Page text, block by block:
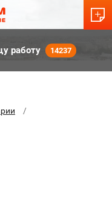
работу 14237